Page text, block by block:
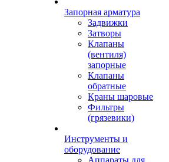
Запорная арматура
Задвижки
Затворы
Клапаны
(вентиля)
запорные
Клапаны
обратные
Краны шаровые
Фильтры
(грязевики)
Инструменты и
оборудование
Аппараты для